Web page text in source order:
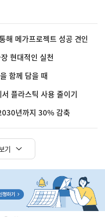
해 메가프로젝트 성공 견인
현대적인 실천
함께 담을 때
플라스틱 사용 줄이기
년까지 30% 감축
기